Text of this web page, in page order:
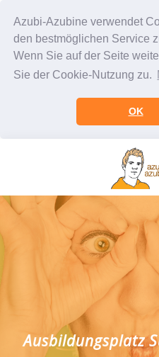
Azubi-Azubine verwendet
den bestmöglichen Service
Wenn Sie auf der Seite
Sie der Cookie-Nutzung zu.
OK
Ausbildungsplatz